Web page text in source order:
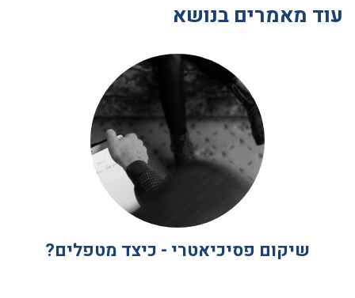
עוד מאמרים בנושא
שיקום פסיכיאטרי - כיצד מטפלים?